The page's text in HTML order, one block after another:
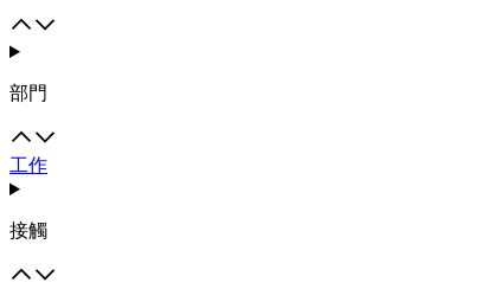
部門
工作
接觸